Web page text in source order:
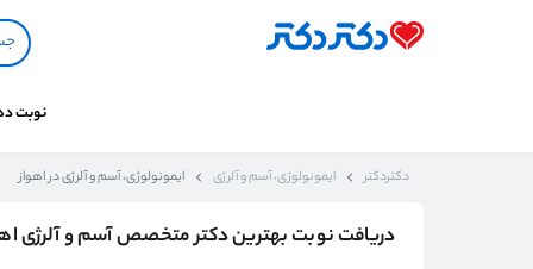
نوبت
دکتردکتر ایمونولوژی، آسم و آلرژی ایمونولوژی، آسم و آلرژی در اهواز
دریافت نوبت بهترین دکتر متخصص آسم و آلرژی